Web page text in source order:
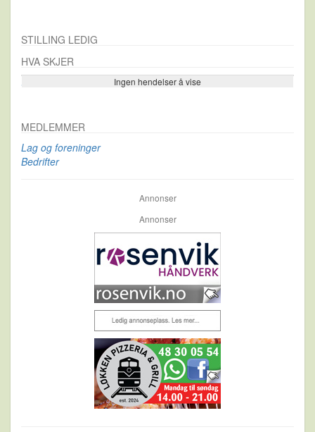
STILLING LEDIG
HVA SKJER
Ingen hendelser å vise
Se flere…
MEDLEMMER
Lag og foreninger
Bedrifter
Annonser
Annonser